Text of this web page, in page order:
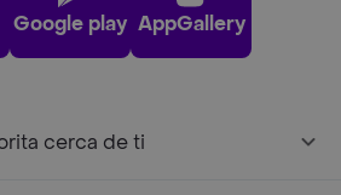
Google play AppGallery
cerca de ti